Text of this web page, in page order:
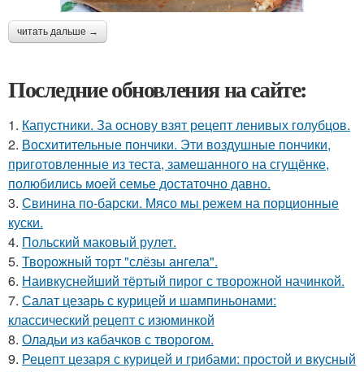
читать дальше →
Последние обновления на сайте:
1. Капустники. За основу взят рецепт ленивых голубцов.
2. Восхитительные пончики. Эти воздушные пончики,
приготовленные из теста, замешанного на сгущёнке,
полюбились моей семье достаточно давно.
3. Свинина по-барски. Мясо мы режем на порционные
куски.
4. Польский маковый рулет.
5. Творожный торт "слёзы ангела".
6. Наивкуснейший тёртый пирог с творожной начинкой.
7. Салат цезарь с курицей и шампиньонами:
классический рецепт с изюминкой
8. Оладьи из кабачков с творогом.
9. Рецепт цезаря с курицей и грибами: простой и вкусный